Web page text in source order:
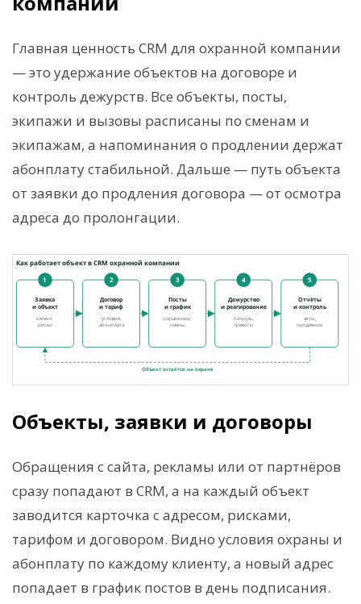
Главная ценность CRM для охранной компании
— это удержание объектов на договоре и
контроль дежурств. Все объекты, посты,
экипажи и вызовы расписаны по сменам и
экипажам, а напоминания о продлении держат
абонплату стабильной. Дальше — путь объекта
от заявки до продления договора — от осмотра
адреса до пролонгации.
Объекты, заявки и договоры
Обращения с сайта, рекламы или от партнёров
сразу попадают в CRM, а на каждый объект
заводится карточка с адресом, рисками,
тарифом и договором. Видно условия охраны и
абонплату по каждому клиенту, а новый адрес
попадает в график постов в день подписания.